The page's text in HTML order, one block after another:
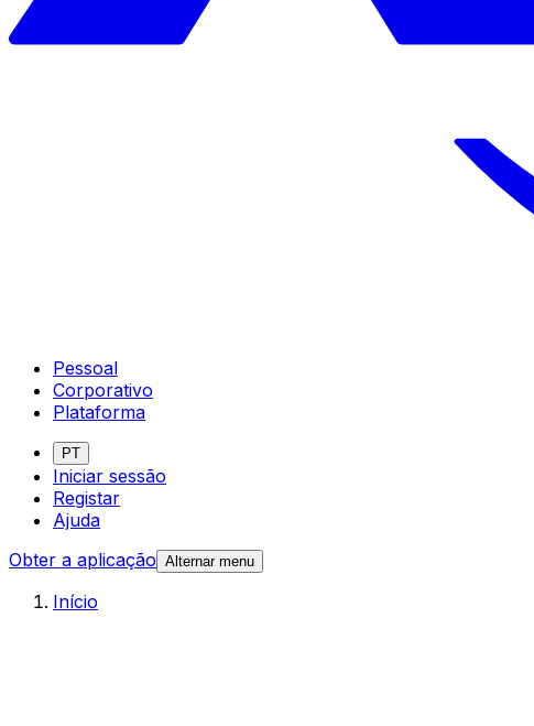
Pessoal
Corporativo
Plataforma
PT
Iniciar sessão
Registar
Ajuda
Obter a aplicação Alternar menu
Início